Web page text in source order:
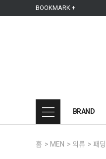
본문 바로가기
주메뉴 바로가기
사이드메뉴 바로가기
BOOKMARK +
BRAND
홈 > MEN > 의류 > 패